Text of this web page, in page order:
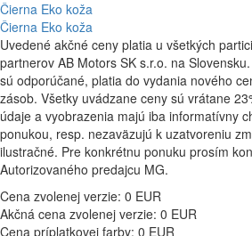
Čierna Eko koža
Čierna Eko koža
Uvedené akčné ceny platia u všetkých
partnerov AB Motors SK s.r.o. na
sú odporúčané, platia do vydania nového
zásob. Všetky uvádzane ceny sú vrátane
údaje a vyobrazenia majú iba informatívny
ponukou, resp. nezaväzujú k uzatvoreniu
ilustračné. Pre konkrétnu ponuku prosím
Autorizovaného predajcu MG.
Cena zvolenej verzie: 0 EUR
Akčná cena zvolenej verzie: 0 EUR
Cena príplatkovej farby: 0 EUR